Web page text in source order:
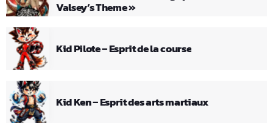
Valsey’s Theme »
Kid Pilote – Esprit de la course
Kid Ken – Esprit des arts martiaux